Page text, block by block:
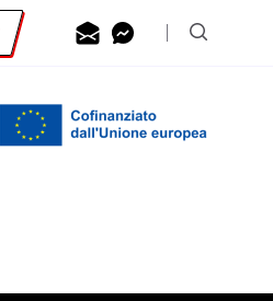
Contattaci via
Contattaci
Cerca